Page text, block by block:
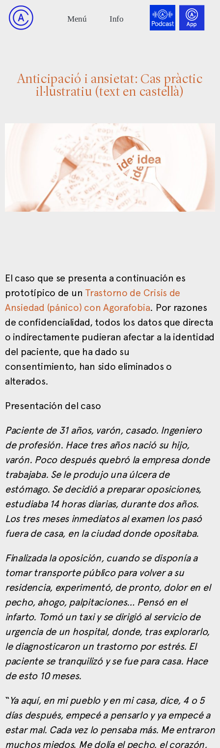
Anticipació i ansietat: Cas pràctic
il·lustratiu (text en castellà)
El caso que se presenta a continuación es
prototípico de un Trastorno de Crisis de
Ansiedad (pánico) con Agorafobia. Por razones
de confidencialidad, todos los datos que directa
o indirectamente pudieran afectar a la identidad
del paciente, que ha dado su
consentimiento, han sido eliminados o
alterados.
Presentación del caso
Paciente de 31 años, varón, casado. Ingeniero
de profesión. Hace tres años nació su hijo,
varón. Poco después quebró la empresa donde
trabajaba. Se le produjo una úlcera de
estómago. Se decidió a preparar oposiciones,
estudiaba 14 horas diarias, durante dos años.
Los tres meses inmediatos al examen los pasó
fuera de casa, en la ciudad donde opositaba.
Finalizada la oposición, cuando se disponía a
tomar transporte público para volver a su
residencia, experimentó, de pronto, dolor en el
pecho, ahogo, palpitaciones… Pensó en el
infarto. Tomó un taxi y se dirigió al servicio de
urgencia de un hospital, donde, tras explorarlo,
le diagnosticaron un trastorno por estrés. El
paciente se tranquilizó y se fue para casa. Hace
de esto 10 meses.
“Ya aquí, en mi pueblo y en mi casa, dice, 4 o 5
días después, empecé a pensarlo y ya empecé a
estar mal. Cada vez lo pensaba más. Me entraron
muchos miedos. Me dolía el pecho, el corazón,